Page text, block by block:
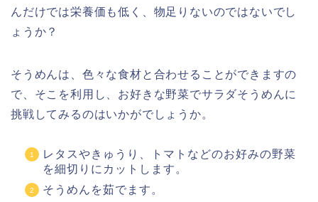
んだけでは栄養価も低く、物足りないのではないでし
ょうか？
そうめんは、色々な食材と合わせることができますの
で、そこを利用し、お好きな野菜でサラダそうめんに
挑戦してみるのはいかがでしょうか。
レタスやきゅうり、トマトなどのお好みの野菜
を細切りにカットします。
そうめんを茹でます。